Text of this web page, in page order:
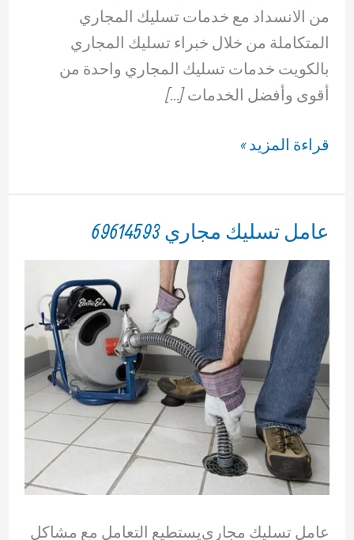
من الانسداد مع خدمات تسليك المجاري
المتكاملة من خلال خبراء تسليك المجاري
بالكويت خدمات تسليك المجاري واحدة من
أقوى وأفضل الخدمات […]
تسليك
69614593
قراءة المزيد »
عامل تسليك مجاري 69614593
عامل تسليك مجاري يستطيع التعامل مع مشاكل